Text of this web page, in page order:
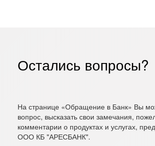
Остались вопросы?
На странице «Обращение в Банк» Вы
вопрос, высказать свои замечания,
комментарии о продуктах и услугах,
ООО КБ "АРЕСБАНК".